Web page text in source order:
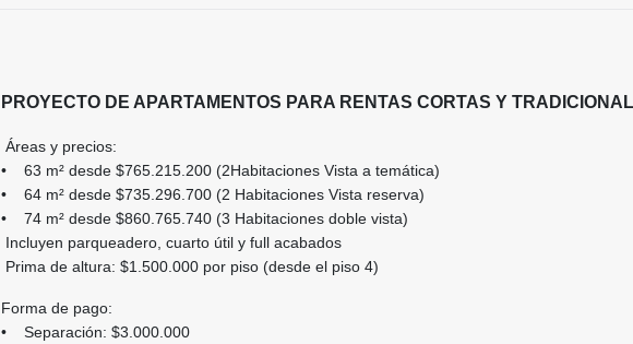
PROYECTO DE APARTAMENTOS PARA RENTAS CORTAS Y
Áreas y precios:
• 63 m² desde $765.215.200 (2Habitaciones Vista a temática)
• 64 m² desde $735.296.700 (2 Habitaciones Vista reserva)
• 74 m² desde $860.765.740 (3 Habitaciones doble vista)
Incluyen parqueadero, cuarto útil y full acabados
Prima de altura: $1.500.000 por piso (desde el piso 4)
Forma de pago:
• Separación: $3.000.000